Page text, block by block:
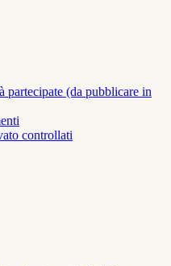
partecipate (da pubblicare in
controllati